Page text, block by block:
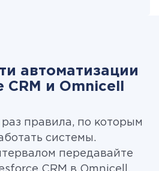
автоматизации
CRM и Omnicell
правила, по которым
системы.
передавайте